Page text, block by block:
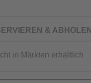
& ABHOLEN
in Märkten erhältlich